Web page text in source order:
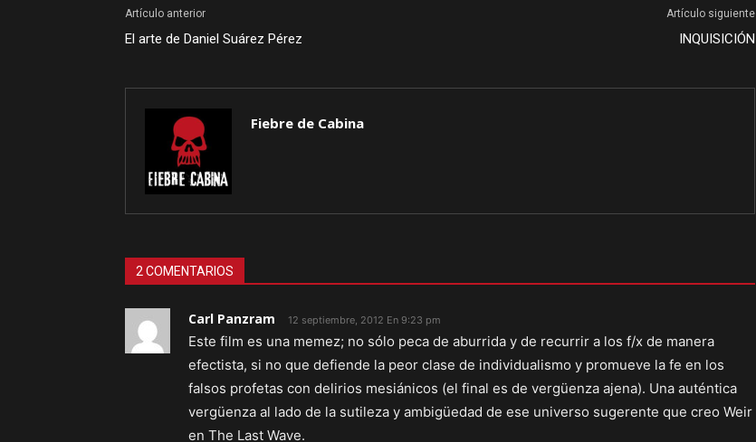
Artículo anterior
El arte de Daniel Suárez Pérez
Artículo siguiente
INQUISICIÓN
Fiebre de Cabina
2 COMENTARIOS
Carl Panzram 12 septiembre, 2012 En 9:23 pm
Este film es una memez; no sólo peca de aburrida y de recurrir a los f/x de manera
efectista, si no que defiende la peor clase de individualismo y promueve la fe en los
falsos profetas con delirios mesiánicos (el final es de vergüenza ajena). Una auténtica
vergüenza al lado de la sutileza y ambigüedad de ese universo sugerente que creo Weir
en The Last Wave.